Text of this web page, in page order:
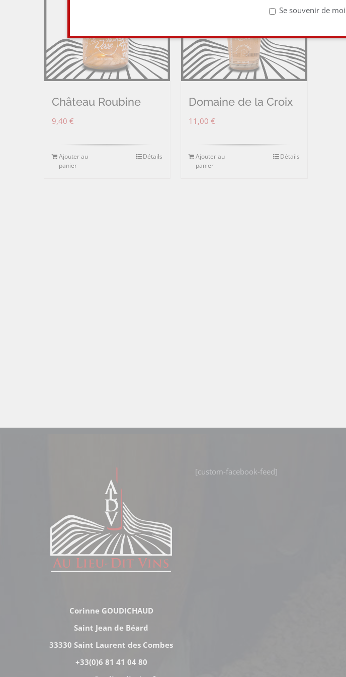
Château Roubine
9,40 €
Ajouter au
panier
Détails
Domaine de la Croix
11,00€
Ajouter au
panier
Détails
Corinne GOUDICHAUD
Saint Jean de Béard
33330 Saint Laurent des Combes
+33(0)6 81 41 04 80
[custom-facebook-feed]
Se souvenir de moi